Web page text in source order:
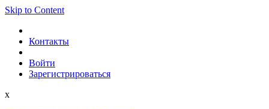
Skip to Content
Контакты
Войти
Зарегистрироваться
x